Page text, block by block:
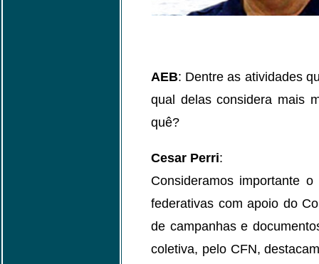
AEB: Dentre as atividades
qual delas considera mais
quê?
Cesar Perri:
Consideramos importante
federativas com apoio do
de campanhas e
coletiva, pelo CFN,